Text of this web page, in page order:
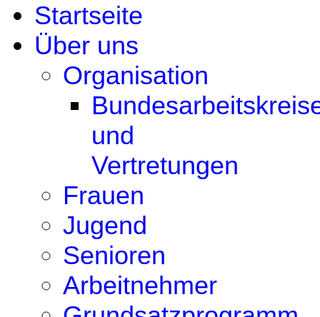
Startseite
Über uns
Organisation
und
Vertretungen
Frauen
Jugend
Senioren
Arbeitnehmer